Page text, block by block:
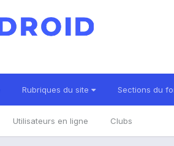
Rubriques du site Sections du
Utilisateurs en ligne Clubs